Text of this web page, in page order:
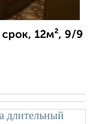
12м², 9/9